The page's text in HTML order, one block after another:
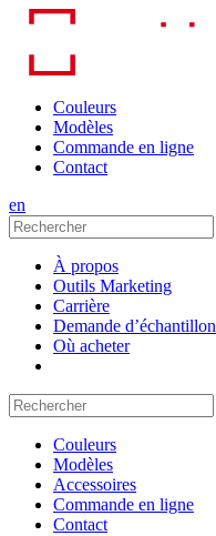
Skip
content
Couleurs
Modèles
Commande en ligne
Contact
en
À propos
Outils Marketing
Carrière
Demande d’échantillon
Où acheter
Couleurs
Modèles
Accessoires
Commande en ligne
Contact